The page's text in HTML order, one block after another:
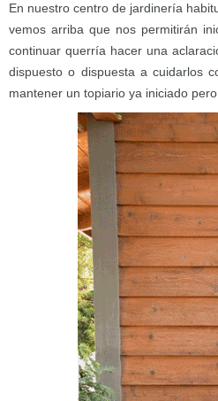
En nuestro centro de jardinería
vemos arriba que nos permitirán
continuar querría hacer una
dispuesto o dispuesta a cuidarlos
mantener un topiario ya iniciado